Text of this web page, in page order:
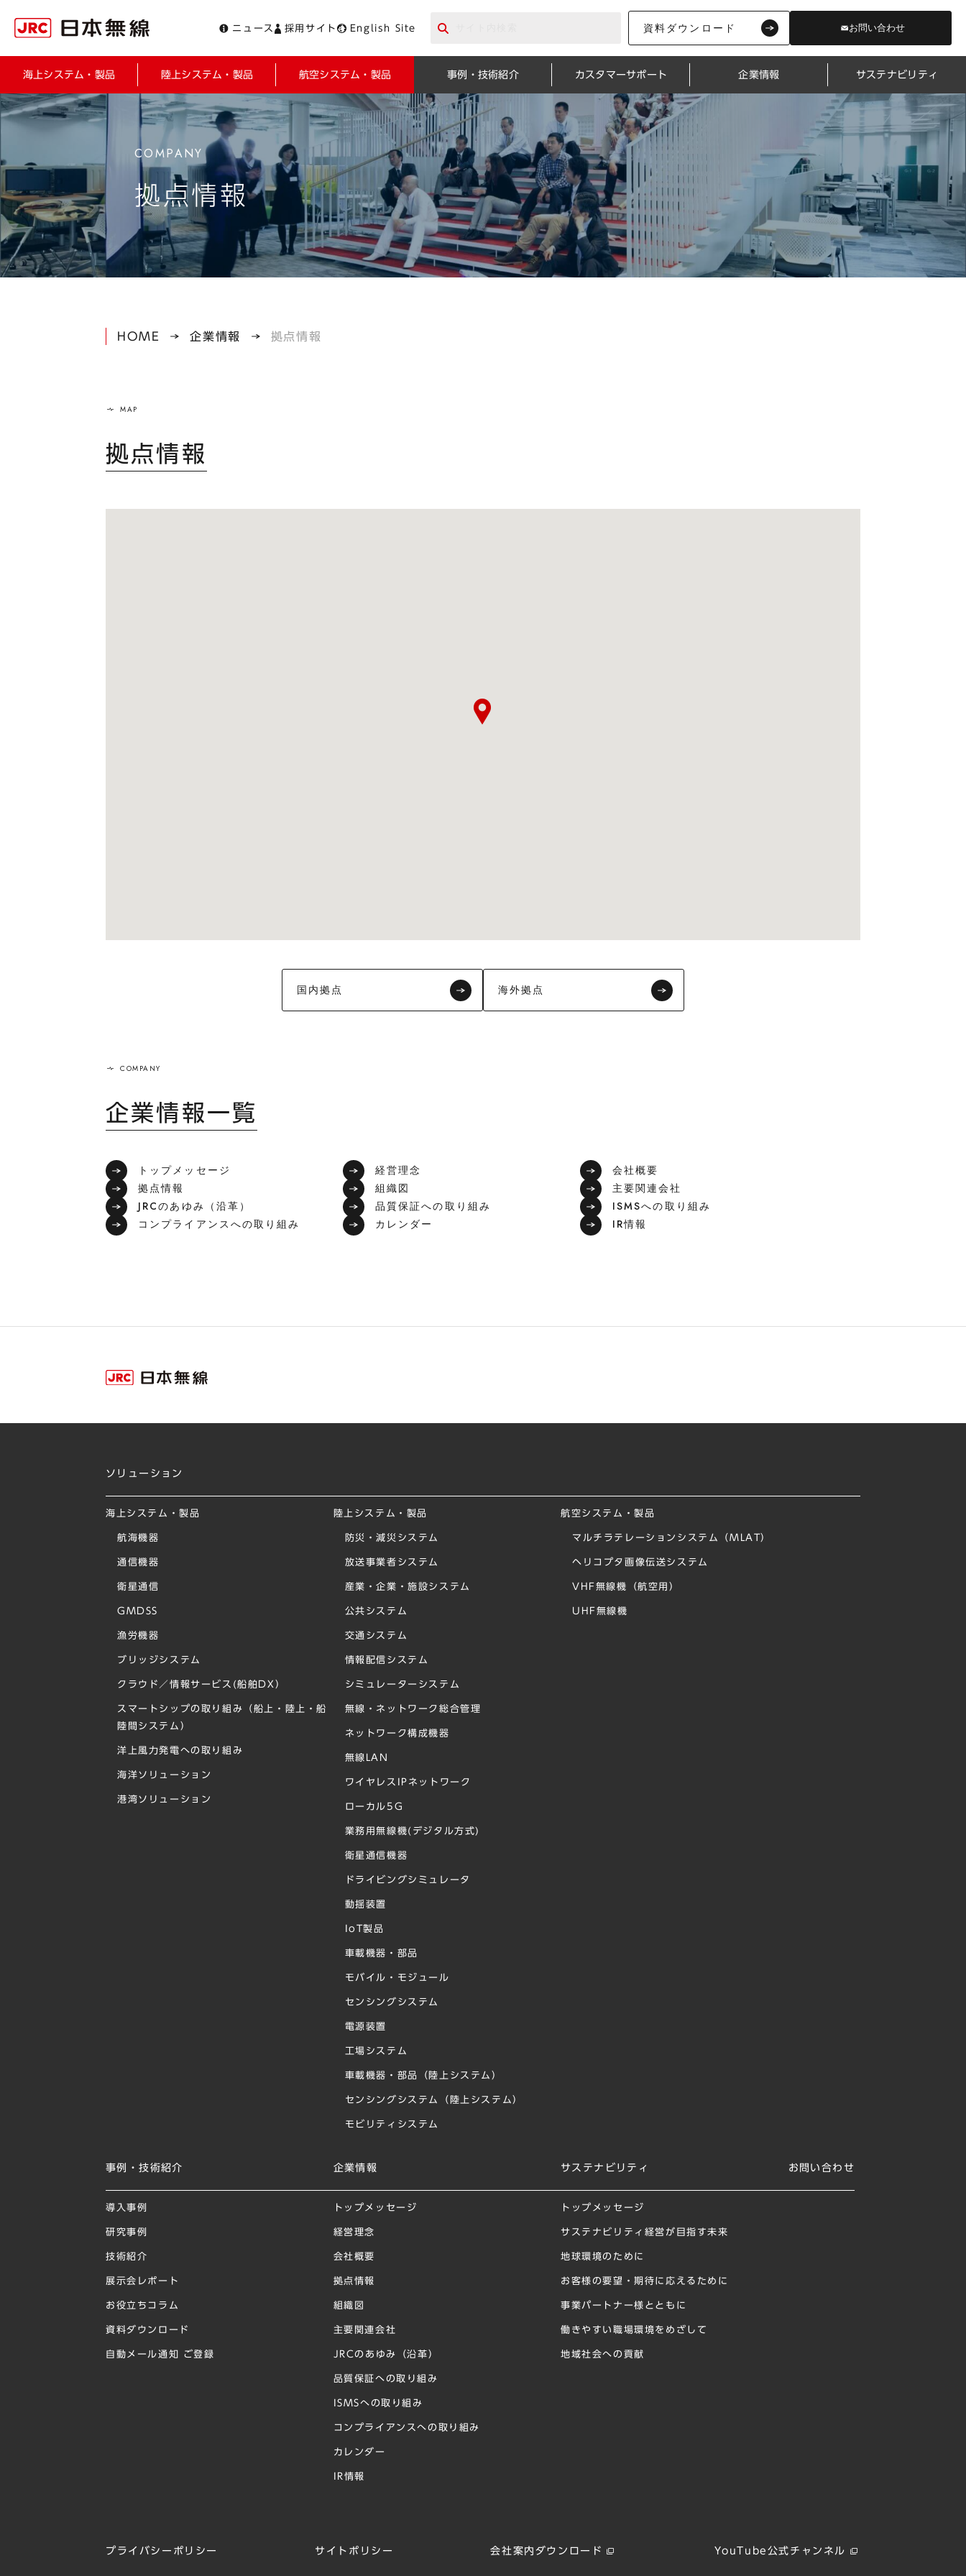
ニュース 採用サイト English Site 資料ダウンロード お問い合わせ
海上システム・製品 陸上システム・製品 航空システム・製品 事例・技術紹介 カスタマーサポート 企業情報 サステナビリティ
拠点情報
HOME 企業情報 拠点情報
拠点情報
国内拠点 海外拠点
企業情報一覧
トップメッセージ 経営理念
会社概要
拠点情報
組織図
主要関連会社
JRCのあゆみ（沿革）
品質保証への取り組み
ISMSへの取り組み
コンプライアンスへの取り組み
カレンダー IR情報
ソリューション
海上システム・製品
航海機器
通信機器
衛星通信
GMDSS
漁労機器
ブリッジシステム
クラウド／情報サービス(船舶DX）
スマートシップの取り組み（船上・陸上・船
陸間システム）
洋上⾵⼒発電への取り組み
海洋ソリューション
港湾ソリューション
陸上システム・製品
防災・減災システム
放送事業者システム
産業・企業・施設システム
公共システム
交通システム
情報配信システム
シミュレーターシステム
無線・ネットワーク総合管理
ネットワーク構成機器
無線LAN
ワイヤレスIPネットワーク
ローカル5G
業務用無線機(デジタル方式)
衛星通信機器
ドライビングシミュレータ
動揺装置
IoT製品
車載機器・部品
モバイル・モジュール
センシングシステム
電源装置
工場システム
車載機器・部品（陸上システム）
センシングシステム（陸上システム）
モビリティシステム
航空システム・製品
マルチラテレーションシステム（MLAT）
ヘリコプタ画像伝送システム
VHF無線機（航空用）
UHF無線機
事例・技術紹介
導入事例
研究事例
技術紹介
展示会レポート
お役立ちコラム
資料ダウンロード
自動メール通知 ご登録
企業情報
トップメッセージ
経営理念
会社概要
拠点情報
組織図
主要関連会社
JRCのあゆみ（沿革）
品質保証への取り組み
ISMSへの取り組み
コンプライアンスへの取り組み
カレンダー
IR情報
サステナビリティ
トップメッセージ
サステナビリティ経営が目指す未来
地球環境のために
お客様の要望・期待に応えるために
事業パートナー様とともに
働きやすい職場環境をめざして
地域社会への貢献
お問い合わせ
プライバシーポリシー サイトポリシー 会社案内ダウンロード YouTube公式チャンネル